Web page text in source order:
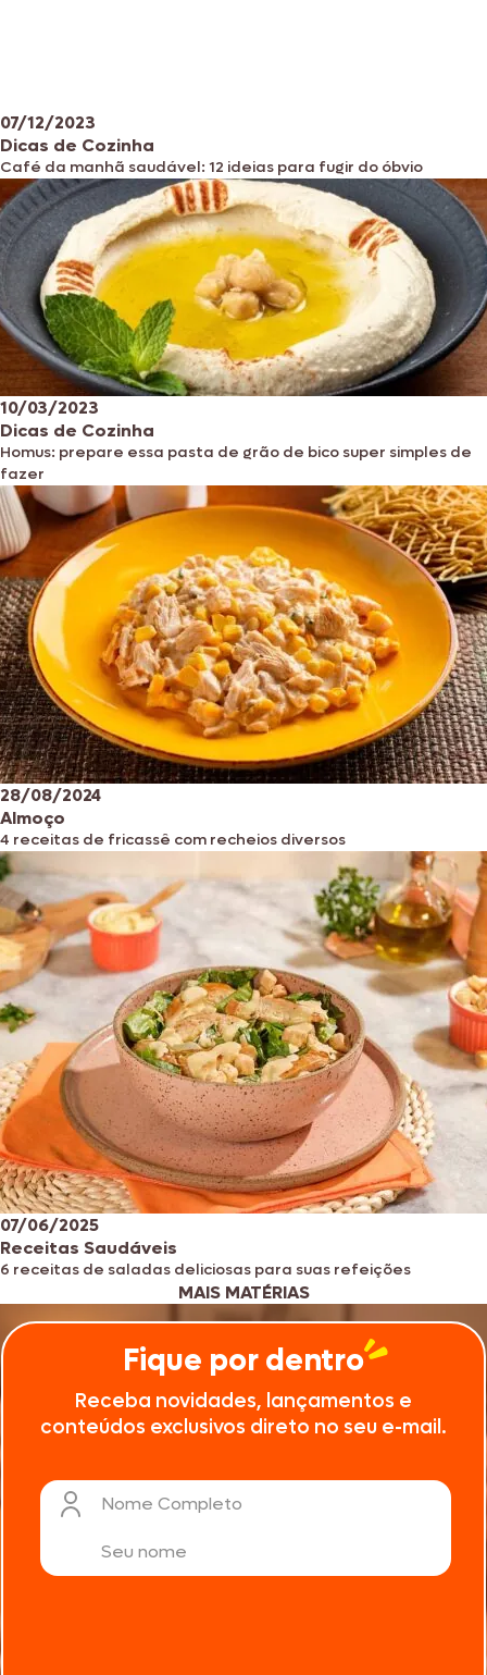
07/12/2023
Dicas de Cozinha
Café da manhã saudável: 12 ideias para fugir do óbvio
10/03/2023
Dicas de Cozinha
Homus: prepare essa pasta de grão de bico super simples de
fazer
28/08/2024
Almoço
4 receitas de fricassê com recheios diversos
07/06/2025
Receitas Saudáveis
6 receitas de saladas deliciosas para suas refeições
MAIS MATÉRIAS
Fique por dentro
Receba novidades, lançamentos e
conteúdos exclusivos direto no seu e-mail.
Nome Completo